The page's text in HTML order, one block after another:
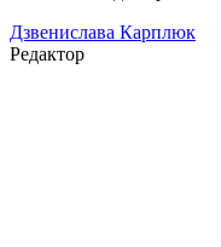
Дзвенислава Карплюк
Редактор